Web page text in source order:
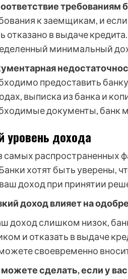
требованиям
к заемщикам, и
отказано в выдаче
минимальный
предоставить
выписка из банка и
документы, банк
уровень дохода
самых распространенных
хотят быть уверены,
доход при принятии
доход влияет на
доход слишком низок,
и отказать в выдаче
своевременно
сделать, если у